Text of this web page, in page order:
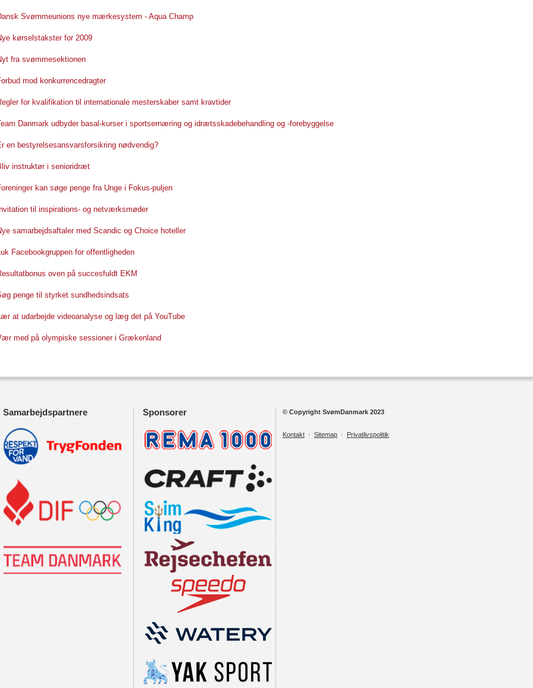
Svømmeunions nye mærkesystem - Aqua Champ
kørselstakster for 2009
fra svømmesektionen
mod konkurrencedragter
for kvalifikation til internationale mesterskaber samt kravtider
Danmark udbyder basal-kurser i sportsernæring og idrætsskadebehandling og -forebyggelse
en bestyrelsesansvarsforsikring nødvendig?
instruktør i senioridræt
kan søge penge fra Unge i Fokus-puljen
til inspirations- og netværksmøder
samarbejdsaftaler med Scandic og Choice hoteller
Facebookgruppen for offentligheden
oven på succesfuldt EKM
penge til styrket sundhedsindsats
at udarbejde videoanalyse og læg det på YouTube
med på olympiske sessioner i Grækenland
Samarbejdspartnere Sponsorer © Copyright SvømDanmark 2023
Kontakt · Sitemap · Privatlivspolitik